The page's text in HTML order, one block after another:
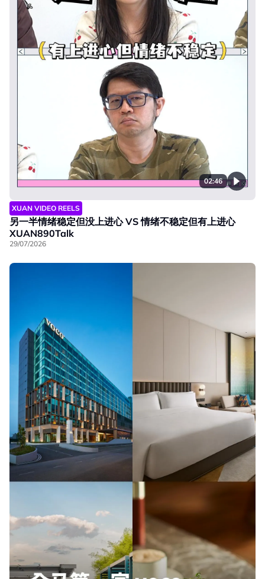
02:46
XUAN VIDEO REELS
另一半情绪稳定但没上进心 VS 情绪不稳定但有上进心
XUAN890Talk
29/07/2026